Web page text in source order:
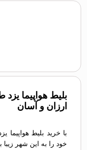
بلیط هواپیما
ارزان و آسان
با خرید بلیط
خود را به این شهر